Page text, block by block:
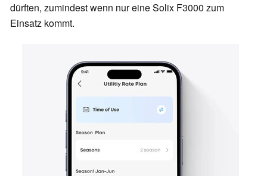
dürften, zumindest wenn nur eine Solix F3000 zum
Einsatz kommt.